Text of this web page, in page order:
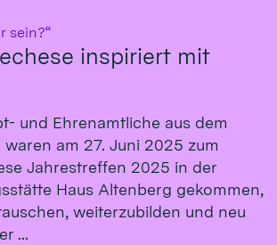
sein?“
inspiriert mit
und Ehrenamtliche aus dem
waren am 27. Juni 2025 zum
Jahrestreffen 2025 in der
Haus Altenberg gekommen,
weiterzubilden und neu
...